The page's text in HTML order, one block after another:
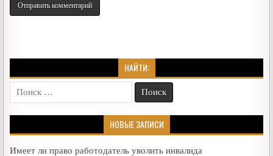
НАЙТИ:
Поиск
for:
НОВЫЕ ЗАПИСИ
Имеет ли право работодатель уволить инвалида